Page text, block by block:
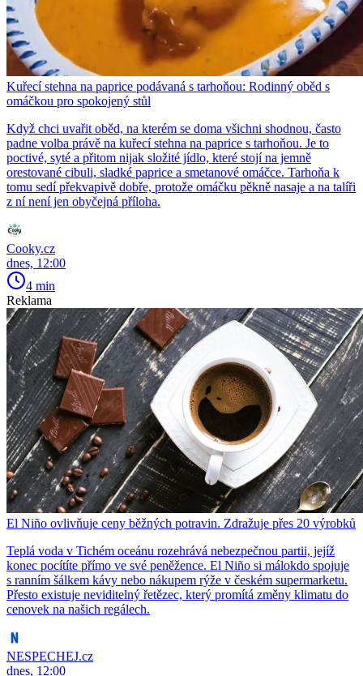
Kuřecí stehna na paprice podávaná s tarhoňou: Rodinný oběd s
omáčkou pro spokojený stůl
Když chci uvařit oběd, na kterém se doma všichni shodnou, často
padne volba právě na kuřecí stehna na paprice s tarhoňou. Je to
poctivé, syté a přitom nijak složité jídlo, které stojí na jemně
orestované cibuli, sladké paprice a smetanové omáčce. Tarhoňa k
tomu sedí překvapivě dobře, protože omáčku pěkně nasaje a na talíři
z ní není jen obyčejná příloha.
Cooky.cz
dnes, 12:00
4 min
Reklama
El Niño ovlivňuje ceny běžných potravin. Zdražuje přes 20 výrobků
Teplá voda v Tichém oceánu rozehrává nebezpečnou partii, jejíž
konec pocítíte přímo ve své peněžence. El Niño si málokdo spojuje
s ranním šálkem kávy nebo nákupem rýže v českém supermarketu.
Přesto existuje neviditelný řetězec, který promítá změny klimatu do
cenovek na našich regálech.
NESPECHEJ.cz
dnes, 12:00